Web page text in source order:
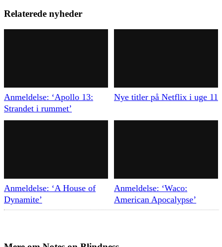
Relaterede nyheder
Anmeldelse: ‘Apollo 13:
Strandet i rummet’
Nye titler på Netflix i uge 11
Anmeldelse: ‘A House of
Dynamite’
Anmeldelse: ‘Waco:
American Apocalypse’